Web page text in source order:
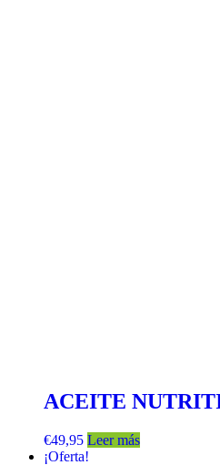
ACEITE
€49,95 Leer más
¡Oferta!